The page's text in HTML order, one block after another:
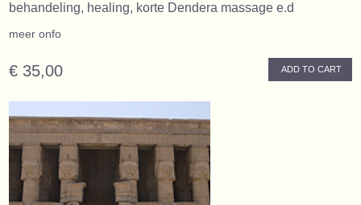
behandeling, healing, korte Dendera massage e.d
meer onfo
€ 35,00 ADD TO CART